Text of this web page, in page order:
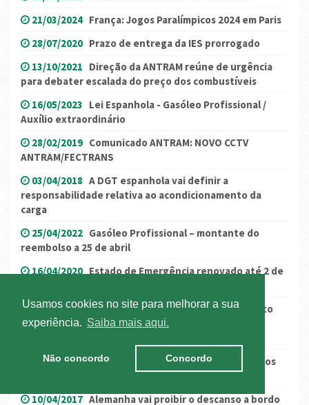
Usamos cookies no site para melhorar a sua
experiência.
Saiba mais aqui.
Não concordo Concordo
21/03/2024 França: Jogos Paralímpicos 2024 em Paris
28/07/2020 Prazo de entrega da IES prorrogado
13/10/2021 Direção da ANTRAM reúne de urgência
para debater escalada do preço dos combustíveis
16/05/2023 Lei Espanhola - Gasóleo Profissional /
Auxílio extraordinário
28/02/2019 Comunicado ANTRAM: NOVO CCTV
ANTRAM/FECTRANS
03/04/2018 A DGT espanhola vai definir a
responsabilidade relativa ao acondicionamento da
carga
25/04/2022 Gasóleo Profissional – montante do
reembolso a 25 de abril
16/04/2020 Estado de Emergência renovado até 2 de
11/08/2019 COMUNICADO ANTRAM: Esclarecimento
sobre notícias falsas sobre serviços mínimos feitas
28/02/2019 Anuário Estatístico da Mobilidade e dos
10/04/2017 Alemanha vai proibir o descanso a bordo